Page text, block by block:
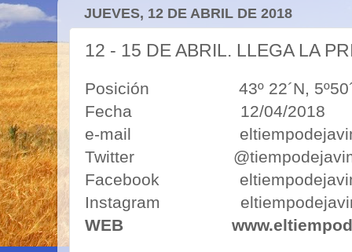
JUEVES, 12 DE ABRIL DE 2018
12 - 15 DE ABRIL. LLEGA LA
Posición 43º 22´N, 5º50´O
Fecha 12/04/2018
e-mail
Twitter
Facebook
Instagram
WEB